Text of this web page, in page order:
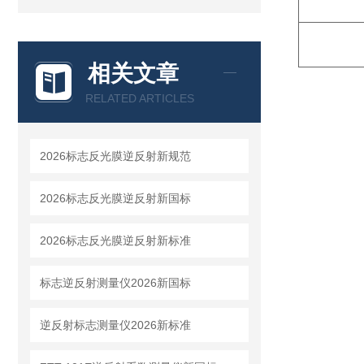
相关文章
RELATED ARTICLES
2026标志反光膜逆反射新规范
2026标志反光膜逆反射新国标
2026标志反光膜逆反射新标准
标志逆反射测量仪2026新国标
逆反射标志测量仪2026新标准